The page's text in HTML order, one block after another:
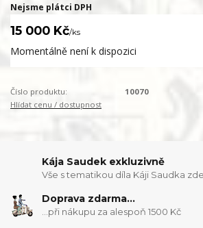
Nejsme plátci DPH
15 000 Kč/ks
Momentálně není k dispozici
Číslo produktu:
10070
Hlídat cenu / dostupnost
Kája Saudek exkluzivně
Vše s tematikou díla Káji Saudka
Doprava zdarma...
...při nákupu za alespoň 1500 Kč